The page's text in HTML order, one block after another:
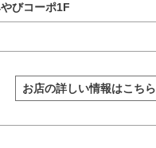
びコーポ1F
お店の詳しい情報はこちら